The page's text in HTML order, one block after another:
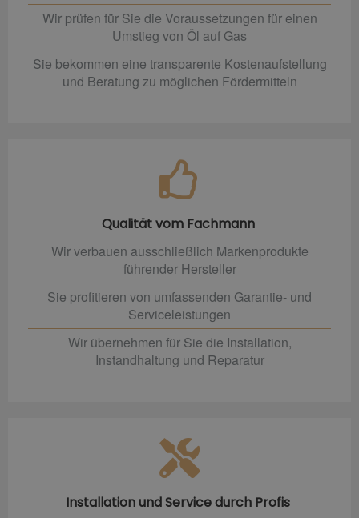
Wir prüfen für Sie die Voraussetzungen für einen
Umstieg von Öl auf Gas
Sie bekommen eine transparente Kostenaufstellung
und Beratung zu möglichen Fördermitteln
Qualität vom Fachmann
Wir verbauen ausschließlich Markenprodukte
führender Hersteller
Sie profitieren von umfassenden Garantie- und
Serviceleistungen
Wir übernehmen für Sie die Installation,
Instandhaltung und Reparatur
Installation und Service durch Profis